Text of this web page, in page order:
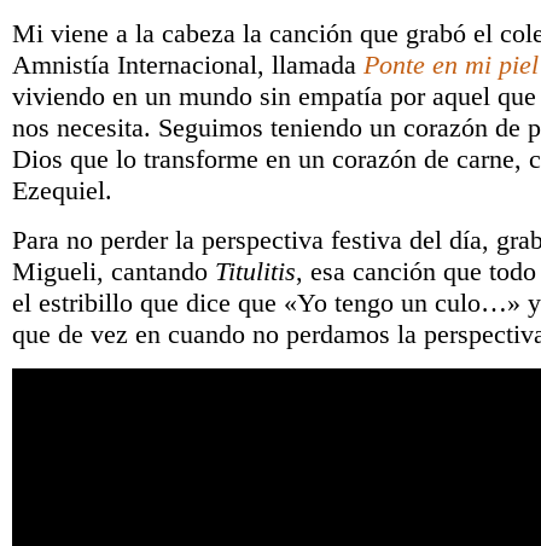
Mi viene a la cabeza la canción que grabó el
Amnistía Internacional, llamada Ponte en mi piel
viviendo en un mundo sin empatía por aquel
nos necesita. Seguimos teniendo un corazón de
Dios que lo transforme en un corazón de carne,
Ezequiel.
Para no perder la perspectiva festiva del día,
Migueli, cantando Titulitis, esa canción que
el estribillo que dice que «Yo tengo un culo…»
que de vez en cuando no perdamos la